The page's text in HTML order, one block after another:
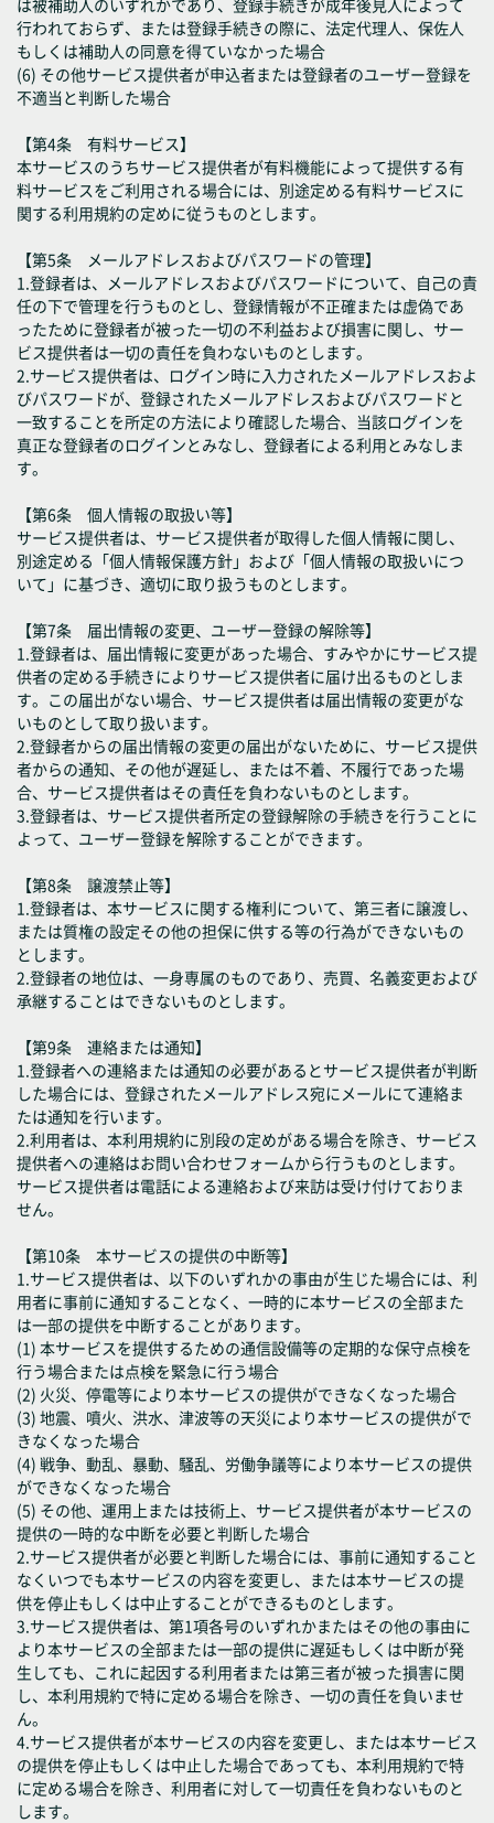
は被補助人のいずれかであり、登録手続きが成年後見人によって
行われておらず、または登録手続きの際に、法定代理人、保佐人
もしくは補助人の同意を得ていなかった場合
(6) その他サービス提供者が申込者または登録者のユーザー登録を
不適当と判断した場合
【第4条 有料サービス】
本サービスのうちサービス提供者が有料機能によって提供する有
料サービスをご利用される場合には、別途定める有料サービスに
関する利用規約の定めに従うものとします。
【第5条 メールアドレスおよびパスワードの管理】
1.登録者は、メールアドレスおよびパスワードについて、自己の責
任の下で管理を行うものとし、登録情報が不正確または虚偽であ
ったために登録者が被った一切の不利益および損害に関し、サー
ビス提供者は一切の責任を負わないものとします。
2.サービス提供者は、ログイン時に入力されたメールアドレスおよ
びパスワードが、登録されたメールアドレスおよびパスワードと
一致することを所定の方法により確認した場合、当該ログインを
真正な登録者のログインとみなし、登録者による利用とみなしま
す。
【第6条 個人情報の取扱い等】
サービス提供者は、サービス提供者が取得した個人情報に関し、
別途定める「個人情報保護方針」および「個人情報の取扱いにつ
いて」に基づき、適切に取り扱うものとします。
【第7条 届出情報の変更、ユーザー登録の解除等】
1.登録者は、届出情報に変更があった場合、すみやかにサービス提
供者の定める手続きによりサービス提供者に届け出るものとしま
す。この届出がない場合、サービス提供者は届出情報の変更がな
いものとして取り扱います。
2.登録者からの届出情報の変更の届出がないために、サービス提供
者からの通知、その他が遅延し、または不着、不履行であった場
合、サービス提供者はその責任を負わないものとします。
3.登録者は、サービス提供者所定の登録解除の手続きを行うことに
よって、ユーザー登録を解除することができます。
【第8条 譲渡禁止等】
1.登録者は、本サービスに関する権利について、第三者に譲渡し、
または質権の設定その他の担保に供する等の行為ができないもの
とします。
2.登録者の地位は、一身専属のものであり、売買、名義変更および
承継することはできないものとします。
【第9条 連絡または通知】
1.登録者への連絡または通知の必要があるとサービス提供者が判断
した場合には、登録されたメールアドレス宛にメールにて連絡ま
たは通知を行います。
2.利用者は、本利用規約に別段の定めがある場合を除き、サービス
提供者への連絡はお問い合わせフォームから行うものとします。
サービス提供者は電話による連絡および来訪は受け付けておりま
せん。
【第10条 本サービスの提供の中断等】
1.サービス提供者は、以下のいずれかの事由が生じた場合には、利
用者に事前に通知することなく、一時的に本サービスの全部また
は一部の提供を中断することがあります。
(1) 本サービスを提供するための通信設備等の定期的な保守点検を
行う場合または点検を緊急に行う場合
(2) 火災、停電等により本サービスの提供ができなくなった場合
(3) 地震、噴火、洪水、津波等の天災により本サービスの提供がで
きなくなった場合
(4) 戦争、動乱、暴動、騒乱、労働争議等により本サービスの提供
ができなくなった場合
(5) その他、運用上または技術上、サービス提供者が本サービスの
提供の一時的な中断を必要と判断した場合
2.サービス提供者が必要と判断した場合には、事前に通知すること
なくいつでも本サービスの内容を変更し、または本サービスの提
供を停止もしくは中止することができるものとします。
3.サービス提供者は、第1項各号のいずれかまたはその他の事由に
より本サービスの全部または一部の提供に遅延もしくは中断が発
生しても、これに起因する利用者または第三者が被った損害に関
し、本利用規約で特に定める場合を除き、一切の責任を負いませ
ん。
4.サービス提供者が本サービスの内容を変更し、または本サービス
の提供を停止もしくは中止した場合であっても、本利用規約で特
に定める場合を除き、利用者に対して一切責任を負わないものと
します。